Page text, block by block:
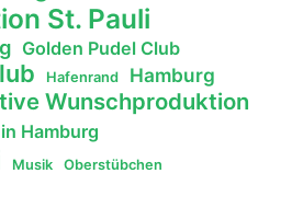
St. Pauli
Golden Pudel Club
Hafenrand Hamburg
Wunschproduktion
Hamburg
Musik Oberstübchen